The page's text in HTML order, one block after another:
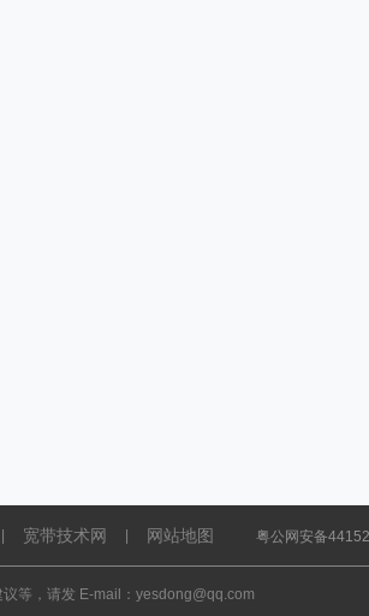
宽带技术网 网站地图 粤公网安备
等，请发 E-mail：yesdong@qq.com